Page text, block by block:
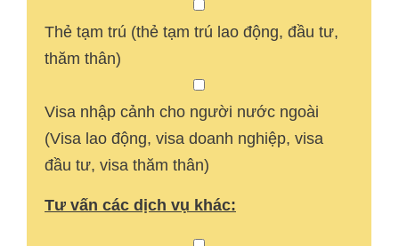
Thẻ tạm trú (thẻ tạm trú lao động, đầu tư,
thăm thân)
Visa nhập cảnh cho người nước ngoài
(Visa lao động, visa doanh nghiệp, visa
đầu tư, visa thăm thân)
Tư vấn các dịch vụ khác: